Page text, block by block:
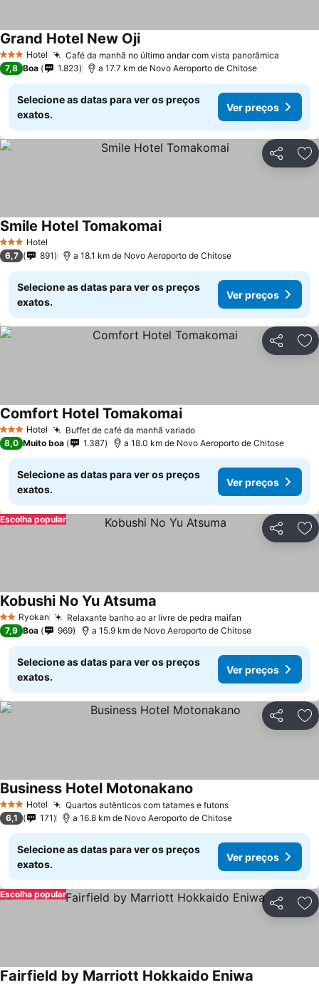
3 EstrelasHotel Café da manhã no último andar com vista panorâmica
Grand Hotel New Oji
7,8 Boa 1.823 a 17.7 km de Novo Aeroporto de Chitose
Selecione as datas para ver os preços
exatos.
Ver preços
Partilhar
3 EstrelasHotel
Smile Hotel Tomakomai
6,7 891 a 18.1 km de Novo Aeroporto de Chitose
Selecione as datas para ver os preços
exatos.
Ver preços
Partilhar
3 EstrelasHotel Buffet de café da manhã variado
Comfort Hotel Tomakomai
8,0 Muito boa 1.387 a 18.0 km de Novo Aeroporto de Chitose
Selecione as datas para ver os preços
exatos.
Ver preços
Partilhar
Escolha popular
2 Estrelas
Ryokan Relaxante banho ao ar livre de pedra maifan
Kobushi No Yu Atsuma
7,9 Boa 969 a 15.9 km de Novo Aeroporto de Chitose
Selecione as datas para ver os preços
exatos.
Ver preços
Partilhar
3 EstrelasHotel Quartos autênticos com tatames e futons
Business Hotel Motonakano
6,1 171 a 16.8 km de Novo Aeroporto de Chitose
Selecione as datas para ver os preços
exatos.
Ver preços
Partilhar
Escolha popular
Fairfield by Marriott Hokkaido Eniwa